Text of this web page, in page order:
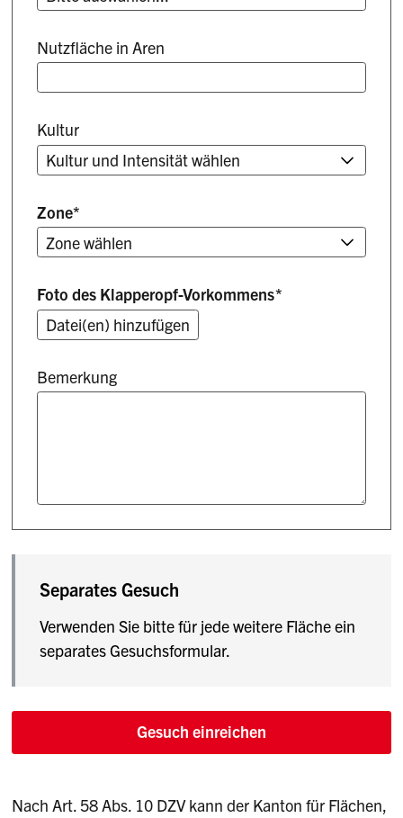
Nutzfläche in Aren
Kultur
Zone*
Foto des Klapperopf-Vorkommens*
Bemerkung
Separates Gesuch
Verwenden Sie bitte für jede weitere Fläche ein
separates Gesuchsformular.
Gesuch einreichen
Nach Art. 58 Abs. 10 DZV kann der Kanton für Flächen,